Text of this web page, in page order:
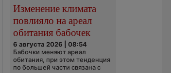
Изменение климата
повлияло на ареал
обитания бабочек
6 августа 2026 | 08:54
Бабочки меняют ареал
обитания, при этом тенденция
по большей части связана с